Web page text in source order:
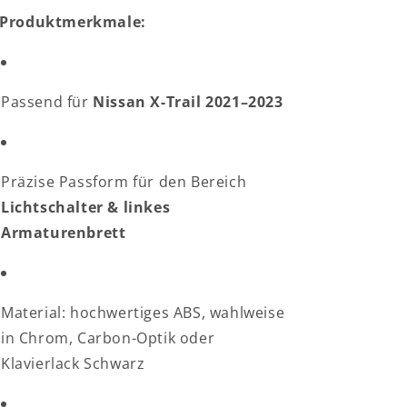
Produktmerkmale:
Passend für Nissan X-Trail 2021–2023
Präzise Passform für den Bereich
Lichtschalter & linkes
Armaturenbrett
Material: hochwertiges ABS, wahlweise
in Chrom, Carbon-Optik oder
Klavierlack Schwarz